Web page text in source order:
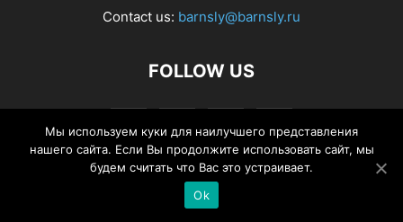
Contact us: barnsly@barnsly.ru
FOLLOW US
© Barnsly Sound Org.
Мы используем куки для наилучшего представления
нашего сайта. Если Вы продолжите использовать сайт, мы
будем считать что Вас это устраивает.
Ok